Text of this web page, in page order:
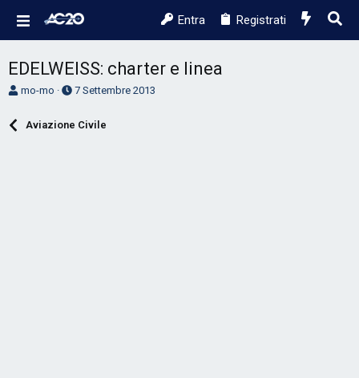
Entra Registrati
EDELWEISS: charter e linea
A
mo-mo
D
7 Settembre 2013
Aviazione Civile